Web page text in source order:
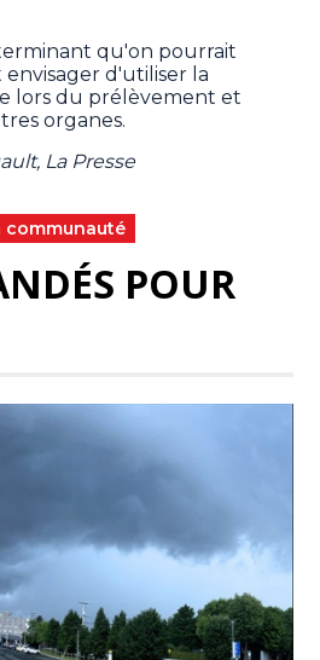
qu'on pourrait
d'utiliser la
lors du prélèvement et
organes.
La Presse
communauté
POUR